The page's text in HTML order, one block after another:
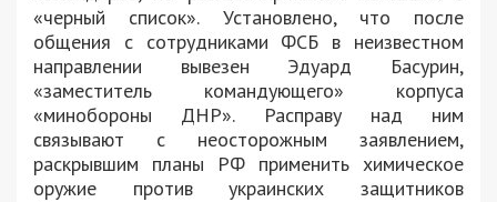
«черный список». Установлено, что после
общения с сотрудниками ФСБ в неизвестном
направлении вывезен Эдуард Басурин,
«заместитель командующего» корпуса
«минобороны ДНР». Расправу над ним
связывают с неосторожным заявлением,
раскрывшим планы РФ применить химическое
оружие против украинских защитников